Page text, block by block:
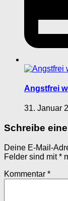
Angstfrei
31. Januar
Schreibe
Deine E-Mail-
Felder sind mit*
Kommentar *